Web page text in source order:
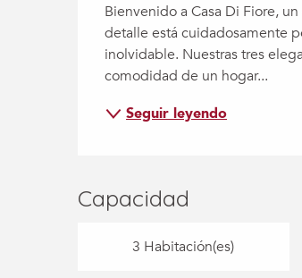
Bienvenido a Casa Di Fiore,
detalle está cuidadosamente
inolvidable. Nuestras tres
comodidad de un hogar...
Seguir leyendo
Capacidad
3 Habitación(es)